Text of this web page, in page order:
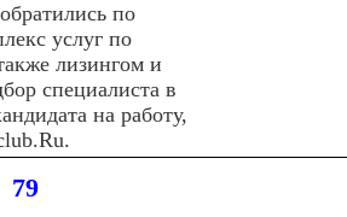
по
услуг по
лизингом и
специалиста в
на работу,
79